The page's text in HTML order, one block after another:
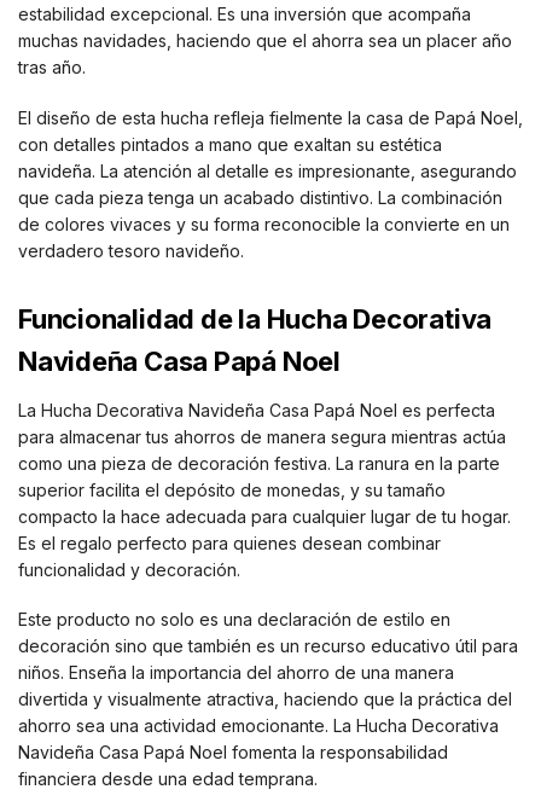
estabilidad excepcional. Es una inversión que acompaña
muchas navidades, haciendo que el ahorra sea un placer año
tras año.
El diseño de esta hucha refleja fielmente la casa de Papá Noel,
con detalles pintados a mano que exaltan su estética
navideña. La atención al detalle es impresionante, asegurando
que cada pieza tenga un acabado distintivo. La combinación
de colores vivaces y su forma reconocible la convierte en un
verdadero tesoro navideño.
Funcionalidad de la Hucha Decorativa
Navideña Casa Papá Noel
La Hucha Decorativa Navideña Casa Papá Noel es perfecta
para almacenar tus ahorros de manera segura mientras actúa
como una pieza de decoración festiva. La ranura en la parte
superior facilita el depósito de monedas, y su tamaño
compacto la hace adecuada para cualquier lugar de tu hogar.
Es el regalo perfecto para quienes desean combinar
funcionalidad y decoración.
Este producto no solo es una declaración de estilo en
decoración sino que también es un recurso educativo útil para
niños. Enseña la importancia del ahorro de una manera
divertida y visualmente atractiva, haciendo que la práctica del
ahorro sea una actividad emocionante. La Hucha Decorativa
Navideña Casa Papá Noel fomenta la responsabilidad
financiera desde una edad temprana.